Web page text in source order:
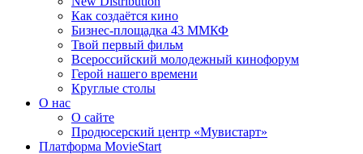
Как создаётся кино
Бизнес-площадка 43 ММКФ
Твой первый фильм
Всероссийский молодежный кинофорум
Герой нашего времени
Круглые столы
О нас
О сайте
Продюсерский центр «Мувистарт»
Платформа MovieStart